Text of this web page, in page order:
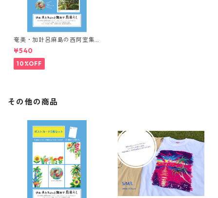
奄美・加計呂麻島の西阿室集
落ポストカードセット 5枚入り
¥540
10%OFF
その他の商品